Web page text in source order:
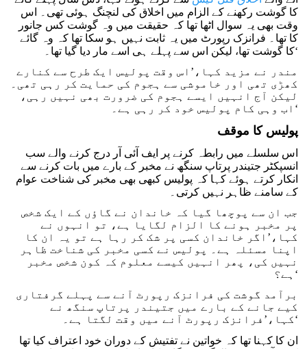
کا گوشت رکھنے کے الزام میں اخلاق کی لنچنگ ہوئی تھی۔ اس
وقت بھی یہ سوال اٹھا تھا کہ حقیقت میں وہ گوشت کس جانور
کا تھا۔ فرانزک رپورٹ میں یہ ثابت نہیں ہو سکا تھا کہ وہ گائے
کا گوشت تھا، لیکن اس سے پہلے ہی اسے مار دیا گیا تھا۔‘
مندر نے مزید کہا،’اس وقت پولیس ایک طرح سے کنارے
کھڑی تھی اور خاموشی سے ہجوم کی حمایت کر رہی تھی۔
لیکن آج انہیں ایسے ہجوم کی ضرورت بھی نہیں رہی،
اب وہی کام پولیس خود کر رہی ہے۔‘
پولیس کا موقف
اس سلسلے میں رابطہ کرنے پر ایف آئی آر درج کرنے والے سب
انسپکٹر جتیندر پرتاپ سنگھ نے مخبر کے بارے میں بات کرنے سے
انکار کرتے ہوئے کہا کہ پولیس کبھی بھی مخبر کی شناخت عوام
کے سامنے ظاہر نہیں کرتی۔
جب ان سے پوچھا گیا کہ خاندان نے گاؤں کے ایک شخص
پر مخبر ہونے کا الزام لگایا ہے، تو انہوں نے
کہا،’اگر خاندان کسی پر شک کر رہا ہے تو یہ ان کا
اپنا مسئلہ ہے۔ پولیس نے کسی مخبر کی شناخت ظاہر
نہیں کی، پھر انہیں کیسے معلوم کہ کون شخص مخبر
ہے؟‘
برآمد گوشت کی فرانزک رپورٹ آنے سے پہلے گرفتاری
کیے جانے کے بارے میں جتیندر پرتاپ سنگھ نے
کہا،’فرانزک رپورٹ آنے میں وقت لگتا ہے۔‘
ان کا کہنا تھا کہ خواتین نے تفتیش کے دوران خود اعتراف کیا تھا